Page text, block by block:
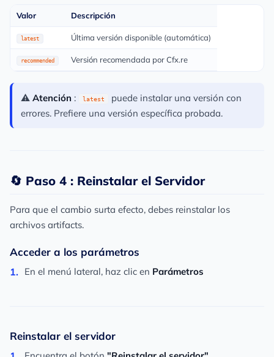
Valor Descripción
latest Última versión disponible (automática)
recommended Versión recomendada por Cfx.re
⚠️ Atención : latest
puede instalar una versión con
errores. Prefiere una versión específica probada.
🔄 Paso 4 : Reinstalar el Servidor
Para que el cambio surta efecto, debes reinstalar los
archivos artifacts.
Acceder a los parámetros
En el menú lateral, haz clic en Parámetros
Reinstalar el servidor